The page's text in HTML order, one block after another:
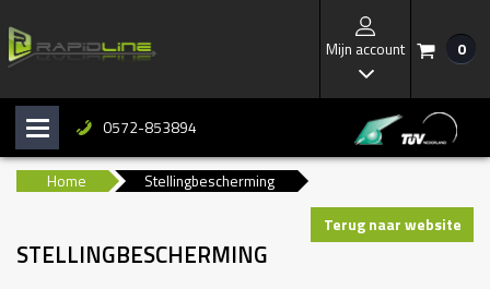
Mijn account
I
/ 0
H b 0572-853894
Home Stellingbescherming
Terug naar website
STELLINGBESCHERMING